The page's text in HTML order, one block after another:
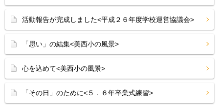
活動報告が完成しました<平成２６年度学校運営協議会>
「思い」の結集<美西小の風景>
心を込めて<美西小の風景>
「その日」のために<５．６年卒業式練習>